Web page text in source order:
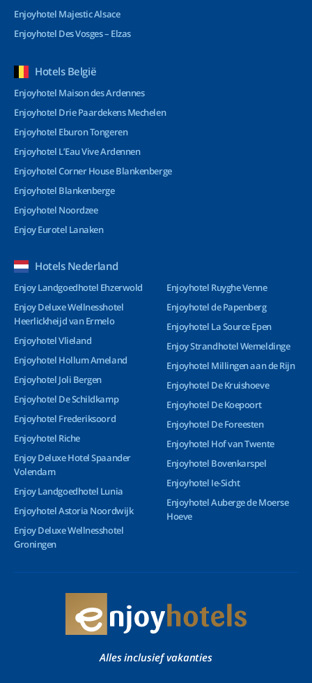
Enjoyhotel Majestic Alsace
Enjoyhotel Des Vosges – Elzas
Hotels België
Enjoyhotel Maison des Ardennes
Enjoyhotel Drie Paardekens Mechelen
Enjoyhotel Eburon Tongeren
Enjoyhotel L’Eau Vive Ardennen
Enjoyhotel Corner House Blankenberge
Enjoyhotel Blankenberge
Enjoyhotel Noordzee
Enjoy Eurotel Lanaken
Hotels Nederland
Enjoy Landgoedhotel Ehzerwold
Enjoy Deluxe Wellnesshotel
Heerlickheijd van Ermelo
Enjoyhotel Vlieland
Enjoyhotel Hollum Ameland
Enjoyhotel Joli Bergen
Enjoyhotel De Schildkamp
Enjoyhotel Frederiksoord
Enjoyhotel Riche
Enjoy Deluxe Hotel Spaander
Volendam
Enjoy Landgoedhotel Lunia
Enjoyhotel Astoria Noordwijk
Enjoy Deluxe Wellnesshotel
Groningen
Enjoyhotel Ruyghe Venne
Enjoyhotel de Papenberg
Enjoyhotel La Source Epen
Enjoy Strandhotel Wemeldinge
Enjoyhotel Millingen aan de Rijn
Enjoyhotel De Kruishoeve
Enjoyhotel De Koepoort
Enjoyhotel De Foreesten
Enjoyhotel Hof van Twente
Enjoyhotel Bovenkarspel
Enjoyhotel Ie-Sicht
Enjoyhotel Auberge de Moerse
Hoeve
Alles inclusief vakanties